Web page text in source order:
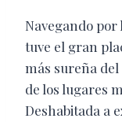
Navegando
tuve el gran
más sureña
de los lugares
Deshabitada a